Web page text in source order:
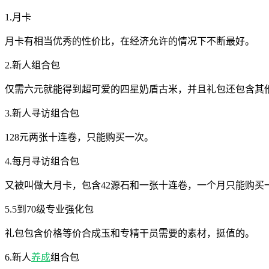
1.月卡
月卡有相当优秀的性价比，在经济允许的情况下不断最好。
2.新人组合包
仅需六元就能得到超可爱的四星奶盾古米，并且礼包还包含其
3.新人寻访组合包
128元两张十连卷，只能购买一次。
4.每月寻访组合包
又被叫做大月卡，包含42源石和一张十连卷，一个月只能购买
5.5到70级专业强化包
礼包包含价格等价合成玉和专精干员需要的素材，挺值的。
6.新人养成组合包